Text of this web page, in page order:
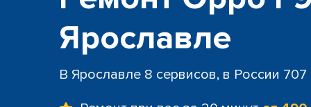
Ярославле
В Ярославле 8 сервисов, в России 707